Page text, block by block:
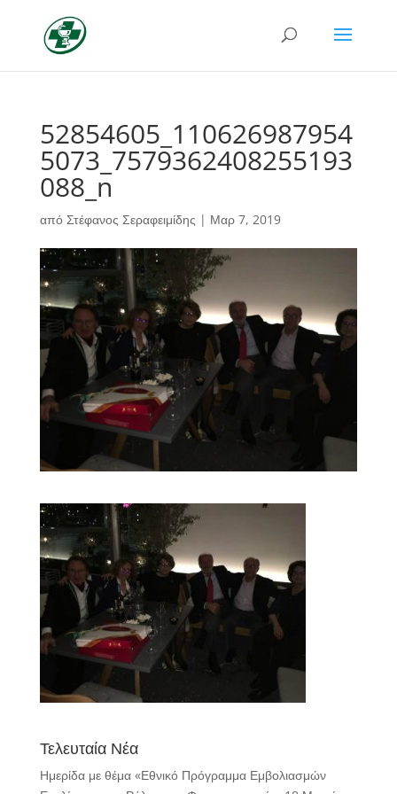
52854605_110626987954
5073_7579362408255193
088_n
από Στέφανος Σεραφειμίδης | Μαρ 7, 2019
Τελευταία Νέα
Ημερίδα με θέμα «Εθνικό Πρόγραμμα Εμβολιασμών